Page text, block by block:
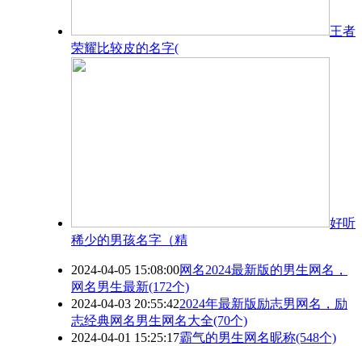
王者
荣耀比较皮的名字(
​好听
稀少的男孩名字（精
2024-04-05 15:08:00网名2024最新版的男生网名，
网名男生最新(172个)
2024-04-03 20:55:422024年最新版励志男网名，励
志经典网名男生网名大全(70个)
2024-04-01 15:25:17霸气的男生网名昵称(548个)